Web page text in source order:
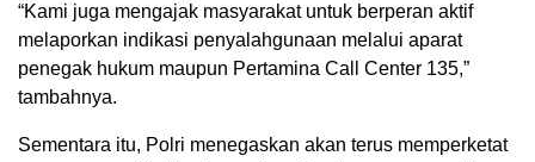
“Kami juga mengajak masyarakat untuk berperan aktif
melaporkan indikasi penyalahgunaan melalui aparat
penegak hukum maupun Pertamina Call Center 135,”
tambahnya.
Sementara itu, Polri menegaskan akan terus memperketat